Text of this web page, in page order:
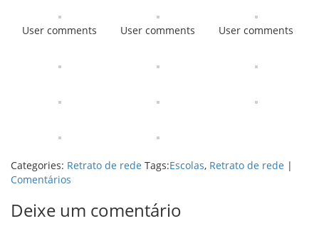
User comments User comments User comments
Categories: Retrato de rede Tags:Escolas, Retrato de rede |
Comentários
Deixe um comentário